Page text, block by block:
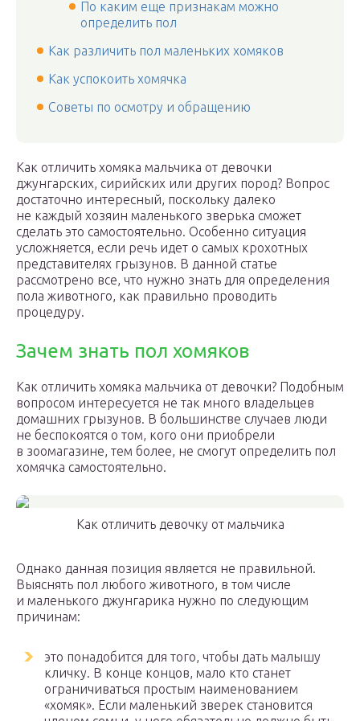
По каким еще признакам можно
определить пол
Как различить пол маленьких хомяков
Как успокоить хомячка
Советы по осмотру и обращению
Как отличить хомяка мальчика от девочки
джунгарских, сирийских или других пород? Вопрос
достаточно интересный, поскольку далеко
не каждый хозяин маленького зверька сможет
сделать это самостоятельно. Особенно ситуация
усложняется, если речь идет о самых крохотных
представителях грызунов. В данной статье
рассмотрено все, что нужно знать для определения
пола животного, как правильно проводить
процедуру.
Зачем знать пол хомяков
Как отличить хомяка мальчика от девочки? Подобным
вопросом интересуется не так много владельцев
домашних грызунов. В большинстве случаев люди
не беспокоятся о том, кого они приобрели
в зоомагазине, тем более, не смогут определить пол
хомячка самостоятельно.
Как отличить девочку от мальчика
Однако данная позиция является не правильной.
Выяснять пол любого животного, в том числе
и маленького джунгарика нужно по следующим
причинам:
это понадобится для того, чтобы дать малышу
кличку. В конце концов, мало кто станет
ограничиваться простым наименованием
«хомяк». Если маленький зверек становится